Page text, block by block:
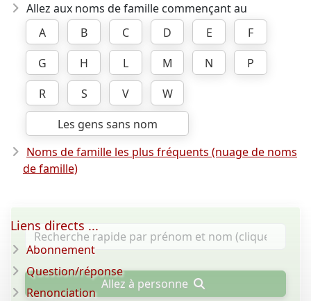
Allez aux noms de famille commençant au
A
B C D E
F
G
H L M N
P
R
S V
W
Les gens sans nom
Noms de famille les plus fréquents (nuage de noms
de famille)
Allez à personne
Liens directs ...
Abonnement
Question/réponse
Renonciation